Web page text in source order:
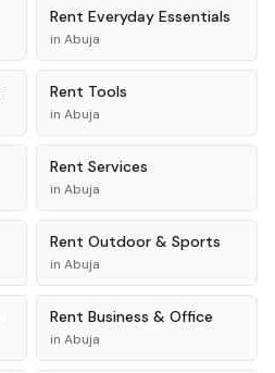
Rent Everyday Essentials
in Abuja
Rent Tools
in Abuja
Rent Services
in Abuja
Rent Outdoor & Sports
in Abuja
Rent Business & Office
in Abuja